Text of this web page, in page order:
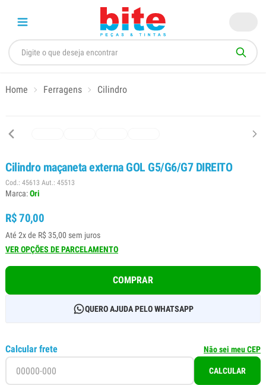
Home Ferragens Cilindro
Cilindro maçaneta externa GOL G5/G6/G7 DIREITO
Cod.: 45613 Aut.: 45513
Marca:Ori
R$ 70,00
Até 2x de R$ 35,00 sem juros
VER OPÇÕES DE PARCELAMENTO
COMPRAR
QUERO AJUDA PELO WHATSAPP
Calcular frete Não sei meu CEP
CALCULAR